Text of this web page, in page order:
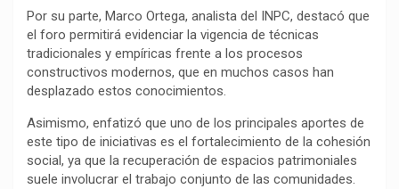
Por su parte, Marco Ortega, analista del INPC, destacó que
el foro permitirá evidenciar la vigencia de técnicas
tradicionales y empíricas frente a los procesos
constructivos modernos, que en muchos casos han
desplazado estos conocimientos.
Asimismo, enfatizó que uno de los principales aportes de
este tipo de iniciativas es el fortalecimiento de la cohesión
social, ya que la recuperación de espacios patrimoniales
suele involucrar el trabajo conjunto de las comunidades.